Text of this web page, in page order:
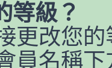
等級？
更改您
員名稱